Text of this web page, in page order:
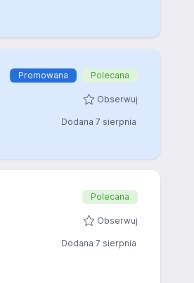
Promowana Polecana
Obserwuj
Dodana 7 sierpnia
Polecana
Obserwuj
Dodana 7 sierpnia